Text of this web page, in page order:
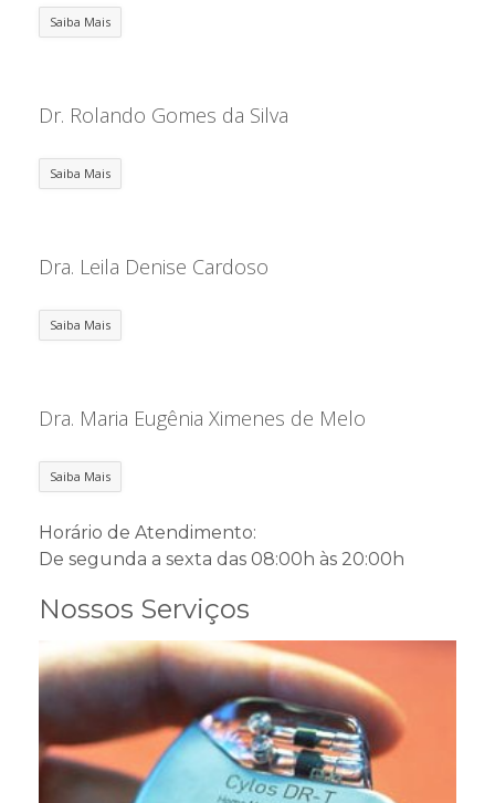
Saiba Mais
Dr. Rolando Gomes da Silva
Saiba Mais
Dra. Leila Denise Cardoso
Saiba Mais
Dra. Maria Eugênia Ximenes de Melo
Saiba Mais
Horário de Atendimento:
De segunda a sexta das 08:00h às 20:00h
Nossos Serviços